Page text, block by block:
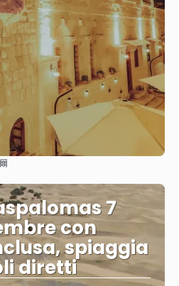
7
con
spiaggia
diretti